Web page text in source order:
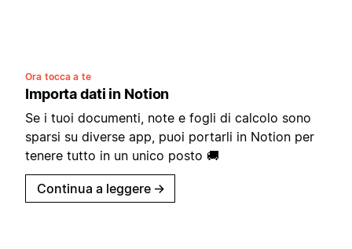
Ora tocca a te
Importa dati in Notion
Se i tuoi documenti, note e fogli di calcolo sono
sparsi su diverse app, puoi portarli in Notion per
tenere tutto in un unico posto 🚚
Continua a leggere →